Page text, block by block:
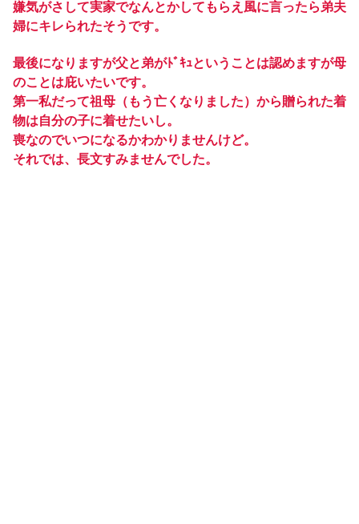
嫌気がさして実家でなんとかしてもらえ風に言ったら弟夫
婦にキレられたそうです。
最後になりますが父と弟がﾄﾞｷｭということは認めますが母
のことは庇いたいです。
第一私だって祖母（もう亡くなりました）から贈られた着
物は自分の子に着せたいし。
喪なのでいつになるかわかりませんけど。
それでは、長文すみませんでした。